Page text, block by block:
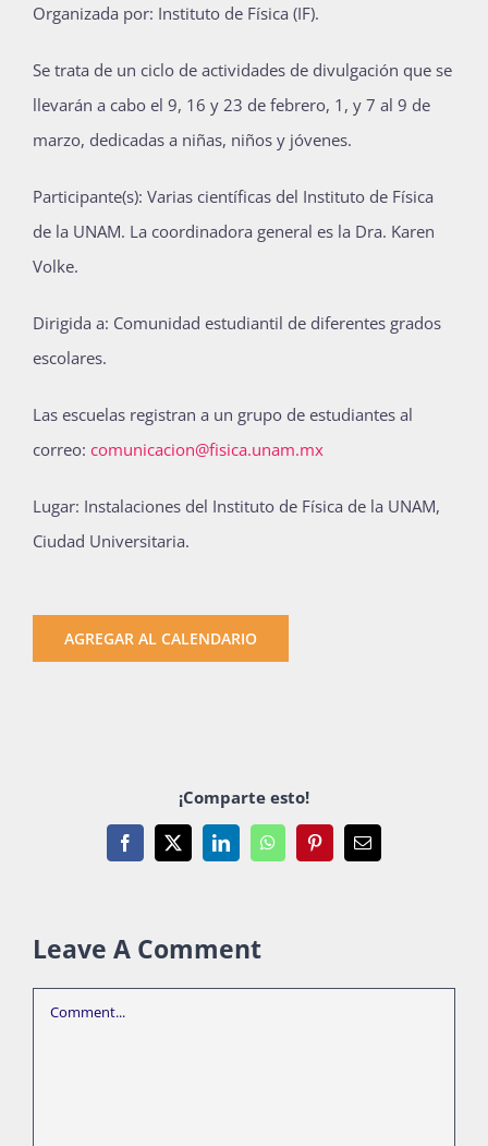
Organizada por: Instituto de Física (IF).
Se trata de un ciclo de actividades de divulgación que se
llevarán a cabo el 9, 16 y 23 de febrero, 1, y 7 al 9 de
marzo, dedicadas a niñas, niños y jóvenes.
Participante(s): Varias científicas del Instituto de Física
de la UNAM. La coordinadora general es la Dra. Karen
Volke.
Dirigida a: Comunidad estudiantil de diferentes grados
escolares.
Las escuelas registran a un grupo de estudiantes al
correo: comunicacion@fisica.unam.mx
Lugar: Instalaciones del Instituto de Física de la UNAM,
Ciudad Universitaria.
AGREGAR AL CALENDARIO
¡Comparte esto!
Facebook
X LinkedInWhatsAppPinterestEmail
Leave A Comment
Comment